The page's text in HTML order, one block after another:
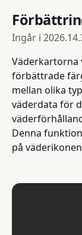
Ingår i
Väderkartorna
förbättrade
mellan olika
väderdata för
Denna
på